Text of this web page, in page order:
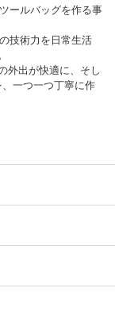
ールバッグを作る事
技術力を日常生活
外出が快適に、そし
一つ一つ丁寧に作